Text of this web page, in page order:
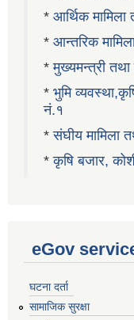
* आर्थिक
* आन्तरिक
*मुख्यमन्त्री तथा
* भुमि
नं.१
*संघीय मामिला
*कृषि बजार,
eGov
घटना दर्ता
सामाजिक सुरक्षा